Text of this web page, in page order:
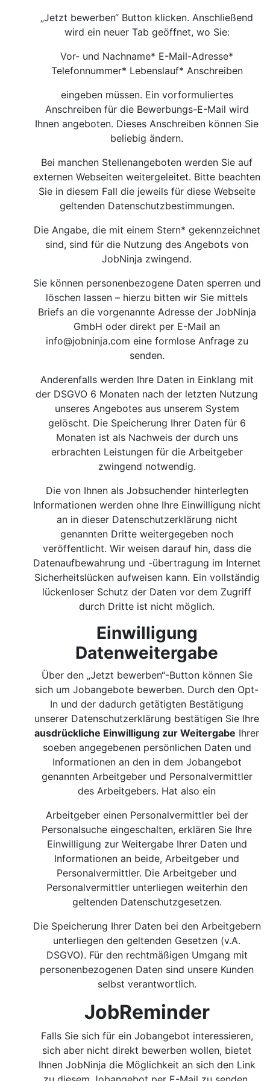
„Jetzt bewerben“ Button klicken. Anschließend
wird ein neuer Tab geöffnet, wo Sie:
Vor- und Nachname* E-Mail-Adresse*
Telefonnummer* Lebenslauf* Anschreiben
eingeben müssen. Ein vorformuliertes
Anschreiben für die Bewerbungs-E-Mail wird
Ihnen angeboten. Dieses Anschreiben können Sie
beliebig ändern.
Bei manchen Stellenangeboten werden Sie auf
externen Webseiten weitergeleitet. Bitte beachten
Sie in diesem Fall die jeweils für diese Webseite
geltenden Datenschutzbestimmungen.
Die Angabe, die mit einem Stern* gekennzeichnet
sind, sind für die Nutzung des Angebots von
JobNinja zwingend.
Sie können personenbezogene Daten sperren und
löschen lassen – hierzu bitten wir Sie mittels
Briefs an die vorgenannte Adresse der JobNinja
GmbH oder direkt per E-Mail an
info@jobninja.com eine formlose Anfrage zu
senden.
Anderenfalls werden Ihre Daten in Einklang mit
der DSGVO 6 Monaten nach der letzten Nutzung
unseres Angebotes aus unserem System
gelöscht. Die Speicherung Ihrer Daten für 6
Monaten ist als Nachweis der durch uns
erbrachten Leistungen für die Arbeitgeber
zwingend notwendig.
Die von Ihnen als Jobsuchender hinterlegten
Informationen werden ohne Ihre Einwilligung nicht
an in dieser Datenschutzerklärung nicht
genannten Dritte weitergegeben noch
veröffentlicht. Wir weisen darauf hin, dass die
Datenaufbewahrung und -übertragung im Internet
Sicherheitslücken aufweisen kann. Ein vollständig
lückenloser Schutz der Daten vor dem Zugriff
durch Dritte ist nicht möglich.
Einwilligung
Datenweitergabe
Über den „Jetzt bewerben“-Button können Sie
sich um Jobangebote bewerben. Durch den Opt-
In und der dadurch getätigten Bestätigung
unserer Datenschutzerklärung bestätigen Sie Ihre
ausdrückliche Einwilligung zur Weitergabe Ihrer
soeben angegebenen persönlichen Daten und
Informationen an den in dem Jobangebot
genannten Arbeitgeber und Personalvermittler
des Arbeitgebers. Hat also ein
Arbeitgeber einen Personalvermittler bei der
Personalsuche eingeschalten, erklären Sie Ihre
Einwilligung zur Weitergabe Ihrer Daten und
Informationen an beide, Arbeitgeber und
Personalvermittler. Die Arbeitgeber und
Personalvermittler unterliegen weiterhin den
geltenden Datenschutzgesetzen.
Die Speicherung Ihrer Daten bei den Arbeitgebern
unterliegen den geltenden Gesetzen (v.A.
DSGVO). Für den rechtmäßigen Umgang mit
personenbezogenen Daten sind unsere Kunden
selbst verantwortlich.
JobReminder
Falls Sie sich für ein Jobangebot interessieren,
sich aber nicht direkt bewerben wollen, bietet
Ihnen JobNinja die Möglichkeit an sich den Link